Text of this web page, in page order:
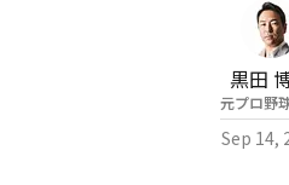
黒田
元プロ野
Sep 14,